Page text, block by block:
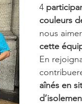
4
couleurs
nous
cette
En
aînés en